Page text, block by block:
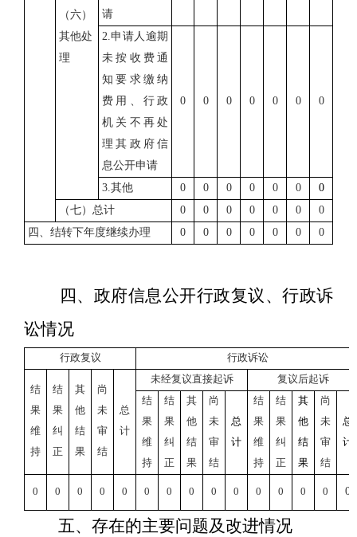
（六）
其他处
理
请
2.申请人逾期
未按收费通
知要求缴纳
费用、行政
机关不再处
理其政府信
息公开申请
0 0 0 0 0 0 0
3.其他 0 0 0 0 0 0
0
（七）总计
0 0 0 0 0 0
0
四、结转下年度继续办理
0 0 0 0 0 0 0
四、 政府信息公开行政复议、行政诉
讼情况
行政复议 行政诉讼
结
果
维
持
结
果
纠
正
其
他
结
果
尚
未
审
结
总
计
未经复议直接起诉
复议后起诉
结
果
维
持
结
果
纠
正
其
他
结
果
尚
未
审
结
总
计
结
果
维
持
结
果
纠
正
其
他
结
果
尚
未
审
结
总
计
0 0 0 0 0 0 0 0 0 0 0 0 0 0 0
五、存在的主要问题及改进情况